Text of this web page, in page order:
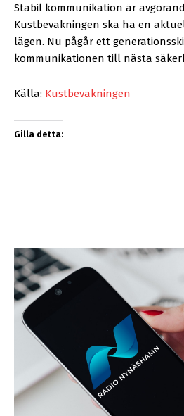
Stabil kommunikation är
Kustbevakningen ska ha en
lägen. Nu pågår ett
kommunikationen till nästa
Källa: Kustbevakningen
Gilla detta: